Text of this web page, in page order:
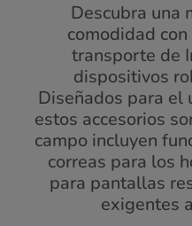
Descubra una
comodidad
transporte de
dispositivos
Diseñados para el
estos accesorios
campo incluyen
correas para los
para pantallas
exigentes